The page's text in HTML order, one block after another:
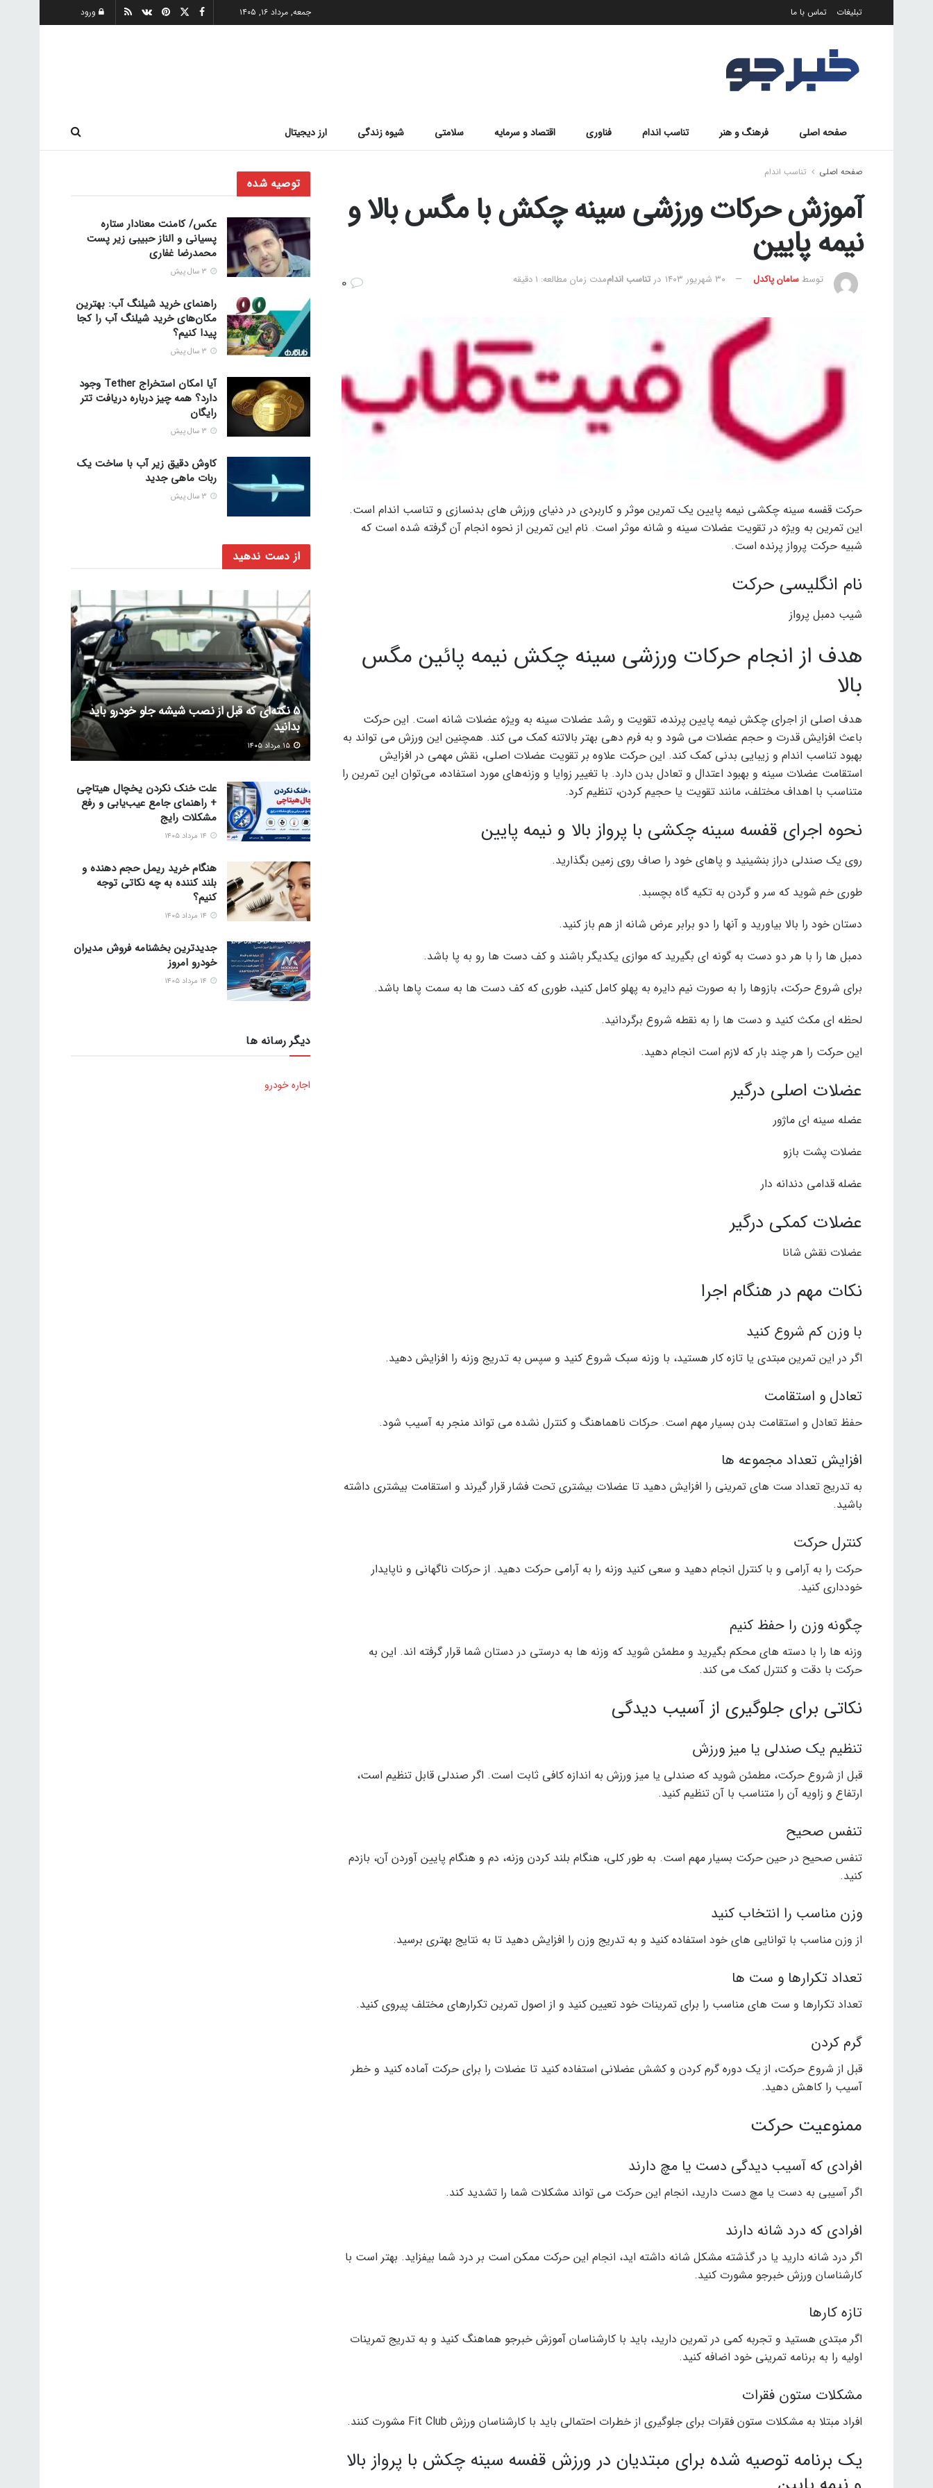
تبلیغات تماس با ما جمعه, مرداد ۱۶, ۱۴۰۵ ورود
صفحه اصلی فرهنگ و هنر تناسب اندام فناوری اقتصاد و سرمایه سلامتی شیوه زندگی ارز دیجیتال
صفحه اصلی تناسب اندام
آموزش حرکات ورزشی سینه چکش با مگس بالا و
نیمه پایین
توسطسامان پاکدل ۳۰ شهریور ۱۴۰۳ در تناسب انداممدت زمان مطالعه: 1 دقیقه
حرکت قفسه سینه چکشی نیمه پایین یک تمرین موثر و کاربردی در دنیای ورزش های بدنسازی و تناسب اندام است.
این تمرین به ویژه در تقویت عضلات سینه و شانه موثر است. نام این تمرین از نحوه انجام آن گرفته شده است که
شبیه حرکت پرواز پرنده است.
نام انگلیسی حرکت
شیب دمبل پرواز
هدف از انجام حرکات ورزشی سینه چکش نیمه پائین مگس
بالا
هدف اصلی از اجرای چکش نیمه پایین پرنده، تقویت و رشد عضلات سینه به ویژه عضلات شانه است. این حرکت
باعث افزایش قدرت و حجم عضلات می شود و به فرم دهی بهتر بالاتنه کمک می کند. همچنین این ورزش می تواند به
بهبود تناسب اندام و زیبایی بدنی کمک کند. این حرکت علاوه بر تقویت عضلات اصلی، نقش مهمی در افزایش
استقامت عضلات سینه و بهبود اعتدال و تعادل بدن دارد. با تغییر زوایا و وزنه‌های مورد استفاده، می‌توان این تمرین را
متناسب با اهداف مختلف، مانند تقویت یا حجیم کردن، تنظیم کرد.
نحوه اجرای قفسه سینه چکشی با پرواز بالا و نیمه پایین
روی یک صندلی دراز بنشینید و پاهای خود را صاف روی زمین بگذارید.
طوری خم شوید که سر و گردن به تکیه گاه بچسبد.
دستان خود را بالا بیاورید و آنها را دو برابر عرض شانه از هم باز کنید.
دمبل ها را با هر دو دست به گونه ای بگیرید که موازی یکدیگر باشند و کف دست ها رو به پا باشد.
برای شروع حرکت، بازوها را به صورت نیم دایره به پهلو کامل کنید، طوری که کف دست ها به سمت پاها باشد.
لحظه ای مکث کنید و دست ها را به نقطه شروع برگردانید.
این حرکت را هر چند بار که لازم است انجام دهید.
عضلات اصلی درگیر
عضله سینه ای ماژور
عضلات پشت بازو
عضله قدامی دندانه دار
عضلات کمکی درگیر
عضلات نقش شانا
نکات مهم در هنگام اجرا
با وزن کم شروع کنید
اگر در این تمرین مبتدی یا تازه کار هستید، با وزنه سبک شروع کنید و سپس به تدریج وزنه را افزایش دهید.
تعادل و استقامت
حفظ تعادل و استقامت بدن بسیار مهم است. حرکات ناهماهنگ و کنترل نشده می تواند منجر به آسیب شود.
افزایش تعداد مجموعه ها
به تدریج تعداد ست های تمرینی را افزایش دهید تا عضلات بیشتری تحت فشار قرار گیرند و استقامت بیشتری داشته
باشید.
کنترل حرکت
حرکت را به آرامی و با کنترل انجام دهید و سعی کنید وزنه را به آرامی حرکت دهید. از حرکات ناگهانی و ناپایدار
خودداری کنید.
چگونه وزن را حفظ کنیم
وزنه ها را با دسته های محکم بگیرید و مطمئن شوید که وزنه ها به درستی در دستان شما قرار گرفته اند. این به
حرکت با دقت و کنترل کمک می کند.
نکاتی برای جلوگیری از آسیب دیدگی
تنظیم یک صندلی یا میز ورزش
قبل از شروع حرکت، مطمئن شوید که صندلی یا میز ورزش به اندازه کافی ثابت است. اگر صندلی قابل تنظیم است،
ارتفاع و زاویه آن را متناسب با آن تنظیم کنید.
تنفس صحیح
تنفس صحیح در حین حرکت بسیار مهم است. به طور کلی، هنگام بلند کردن وزنه، دم و هنگام پایین آوردن آن، بازدم
کنید.
وزن مناسب را انتخاب کنید
از وزن مناسب با توانایی های خود استفاده کنید و به تدریج وزن را افزایش دهید تا به نتایج بهتری برسید.
تعداد تکرارها و ست ها
تعداد تکرارها و ست های مناسب را برای تمرینات خود تعیین کنید و از اصول تمرین تکرارهای مختلف پیروی کنید.
گرم کردن
قبل از شروع حرکت، از یک دوره گرم کردن و کشش عضلانی استفاده کنید تا عضلات را برای حرکت آماده کنید و خطر
آسیب را کاهش دهید.
ممنوعیت حرکت
افرادی که آسیب دیدگی دست یا مچ دارند
اگر آسیبی به دست یا مچ دست دارید، انجام این حرکت می تواند مشکلات شما را تشدید کند.
افرادی که درد شانه دارند
اگر درد شانه دارید یا در گذشته مشکل شانه داشته اید، انجام این حرکت ممکن است بر درد شما بیفزاید. بهتر است با
کارشناسان ورزش خبرجو مشورت کنید.
تازه کارها
اگر مبتدی هستید و تجربه کمی در تمرین دارید، باید با کارشناسان آموزش خبرجو هماهنگ کنید و به تدریج تمرینات
اولیه را به برنامه تمرینی خود اضافه کنید.
مشکلات ستون فقرات
افراد مبتلا به مشکلات ستون فقرات برای جلوگیری از خطرات احتمالی باید با کارشناسان ورزش Fit Club مشورت کنند.
یک برنامه توصیه شده برای مبتدیان در ورزش قفسه سینه چکش با پرواز بالا
توصیه شده
عکس/ کامنت معنادار ستاره
پسیانی و الناز حبیبی زیر پست
محمدرضا غفاری
راهنمای خرید شیلنگ آب: بهترین
مکان‌های خرید شیلنگ آب را کجا
پیدا کنیم؟
آیا امکان استخراج Tether وجود
دارد؟ همه چیز درباره دریافت تتر
رایگان
کاوش دقیق زیر آب با ساخت یک
ربات ماهی جدید
از دست ندهید
5 نکته‌ای که قبل از نصب شیشه جلو خودرو باید
بدانید
۱۵ مرداد ۱۴۰۵
علت خنک نکردن یخچال هیتاچی
+ راهنمای جامع عیب‌یابی و رفع
مشکلات رایج
هنگام خرید ریمل حجم دهنده و
بلند کننده به چه نکاتی توجه
کنیم؟
جدیدترین بخشنامه فروش مدیران
خودرو امروز
دیگر رسانه ها
اجاره خودرو